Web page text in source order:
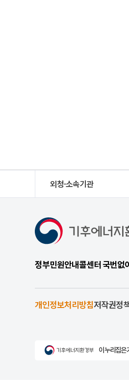
외청·소속기관
정부민원안내콜센터 국번
개인정보처리방침저작권정
이 누리집은